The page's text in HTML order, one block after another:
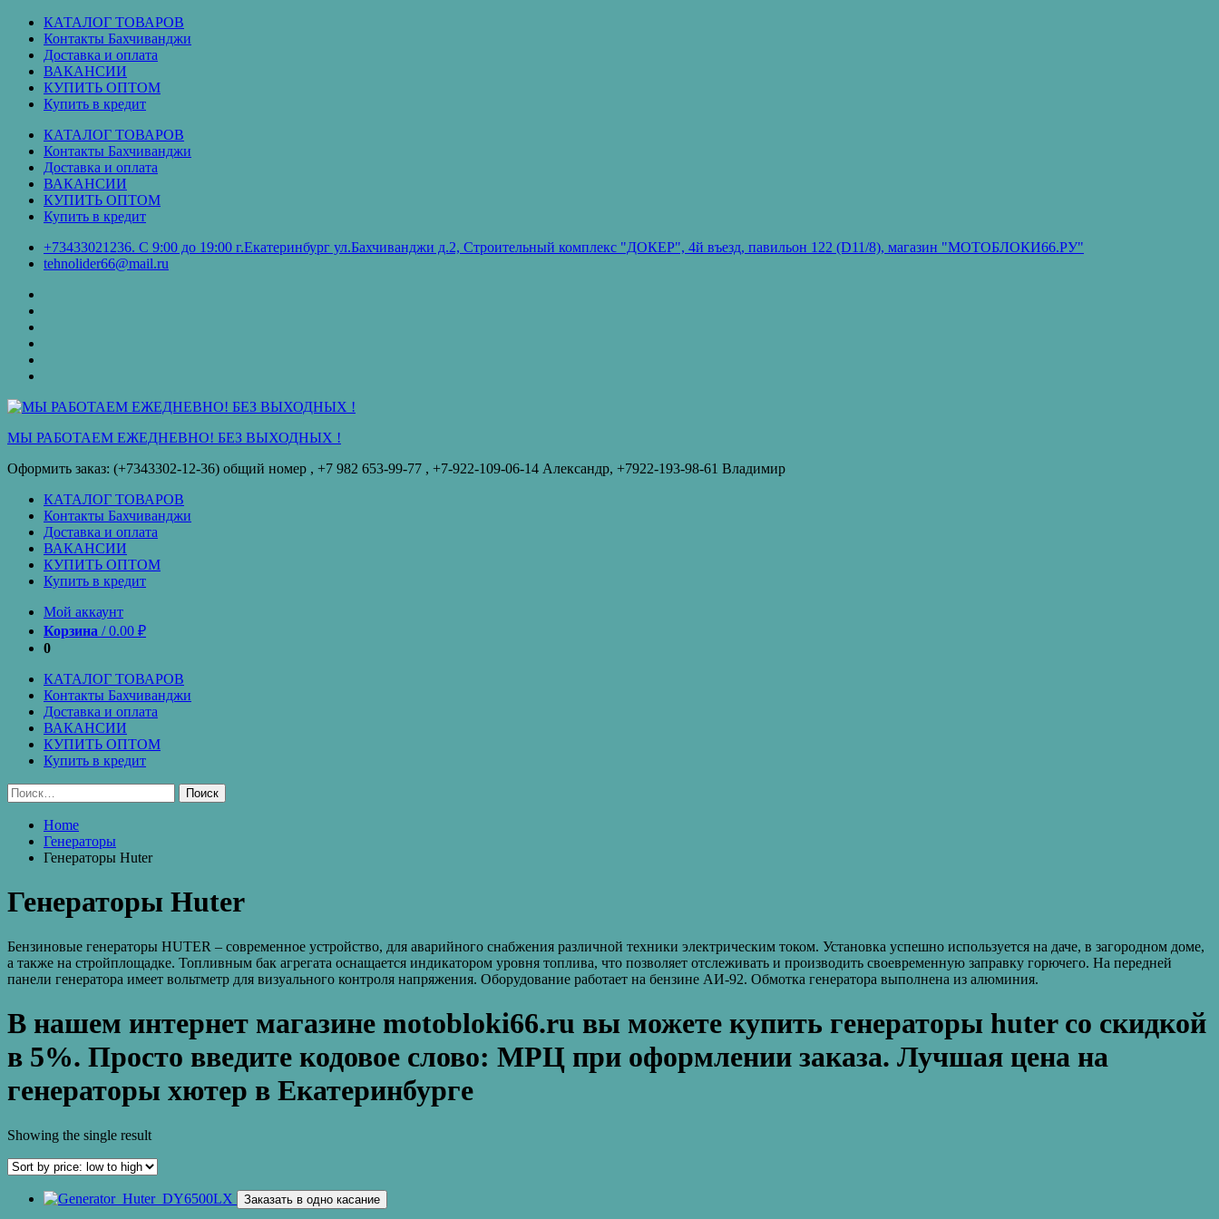
Перейти
содержимому
КАТАЛОГ ТОВАРОВ
Контакты Бахчиванджи
Доставка и оплата
ВАКАНСИИ
КУПИТЬ ОПТОМ
Купить в кредит
КАТАЛОГ ТОВАРОВ
Контакты Бахчиванджи
Доставка и оплата
ВАКАНСИИ
КУПИТЬ ОПТОМ
Купить в кредит
+73433021236. С 9:00 до 19:00 г.Екатеринбург ул.Бахчиванджи д.2, Строительный комплекс "ДОКЕР", 4й въезд, павильон 122 (D11/8), магазин "МОТОБЛОКИ66.РУ"
tehnolider66@mail.ru
кредит
МЫ РАБОТАЕМ ЕЖЕДНЕВНО! БЕЗ ВЫХОДНЫХ !
Оформить заказ: (+7343302-12-36) общий номер , ‪+7 982 653-99-77‬ , +7-922-109-06-14 Александр, +7922-193-98-61 Владимир
КАТАЛОГ ТОВАРОВ
Контакты Бахчиванджи
Доставка и оплата
ВАКАНСИИ
КУПИТЬ ОПТОМ
Купить в кредит
Мой аккаунт
Корзина /0.00 ₽
0
КАТАЛОГ ТОВАРОВ
Контакты Бахчиванджи
Доставка и оплата
ВАКАНСИИ
КУПИТЬ ОПТОМ
Купить в кредит
Найти:
Home
Генераторы
Генераторы Huter
Генераторы Huter
Бензиновые генераторы HUTER – современное устройство, для аварийного снабжения различной техники электрическим током. Установка успешно используется на даче, в загородном доме,
а также на стройплощадке. Топливным бак агрегата оснащается индикатором уровня топлива, что позволяет отслеживать и производить своевременную заправку горючего. На передней
панели генератора имеет вольтметр для визуального контроля напряжения. Оборудование работает на бензине АИ-92. Обмотка генератора выполнена из алюминия.
В нашем интернет магазине motobloki66.ru вы можете купить генераторы huter со скидкой
в 5%. Просто введите кодовое слово: МРЦ при оформлении заказа. Лучшая цена на
генераторы хютер в Екатеринбурге
Showing the single result
Заказать в одно касание